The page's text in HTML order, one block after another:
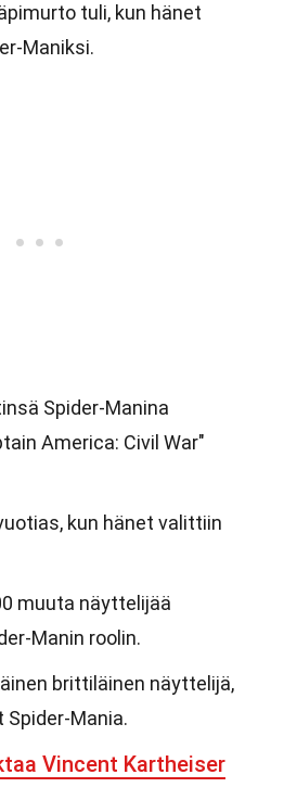
tuli, kun hänet
Maniksi.
Spider-Manina
America: Civil War"
kun hänet valittiin
muuta näyttelijää
Manin roolin.
brittiläinen näyttelijä,
Mania.
Vincent Kartheiser